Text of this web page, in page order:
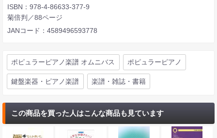
ISBN：978-4-86633-377-9
菊倍判／88ページ
JANコード：4589496593778
ポピュラーピアノ楽譜 オムニバス ポピュラーピアノ
鍵盤楽器・ピアノ楽譜 楽譜・雑誌・書籍
この商品を買った人はこんな商品も見ています